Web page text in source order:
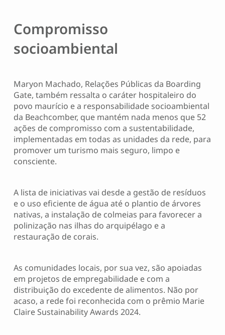
Compromisso
socioambiental
Maryon Machado, Relações Públicas da Boarding
Gate, também ressalta o caráter hospitaleiro do
povo maurício e a responsabilidade socioambiental
da Beachcomber, que mantém nada menos que 52
ações de compromisso com a sustentabilidade,
implementadas em todas as unidades da rede, para
promover um turismo mais seguro, limpo e
consciente.
A lista de iniciativas vai desde a gestão de resíduos
e o uso eficiente de água até o plantio de árvores
nativas, a instalação de colmeias para favorecer a
polinização nas ilhas do arquipélago e a
restauração de corais.
As comunidades locais, por sua vez, são apoiadas
em projetos de empregabilidade e com a
distribuição do excedente de alimentos. Não por
acaso, a rede foi reconhecida com o prêmio Marie
Claire Sustainability Awards 2024.